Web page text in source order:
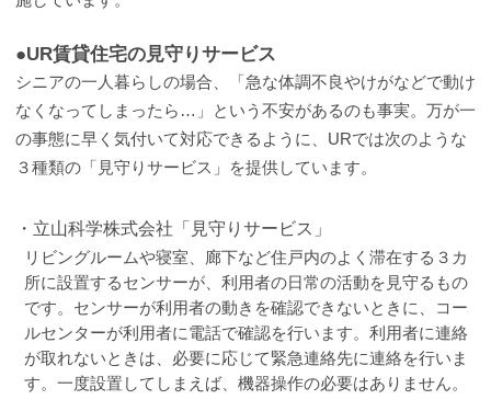
●UR賃貸住宅の見守りサービス
シニアの一人暮らしの場合、「急な体調不良やけがなどで動け
なくなってしまったら…」という不安があるのも事実。万が一
の事態に早く気付いて対応できるように、URでは次のような
３種類の「見守りサービス」を提供しています。
・立山科学株式会社「見守りサービス」
リビングルームや寝室、廊下など住戸内のよく滞在する３カ
所に設置するセンサーが、利用者の日常の活動を見守るもの
です。センサーが利用者の動きを確認できないときに、コー
ルセンターが利用者に電話で確認を行います。利用者に連絡
が取れないときは、必要に応じて緊急連絡先に連絡を行いま
す。一度設置してしまえば、機器操作の必要はありません。